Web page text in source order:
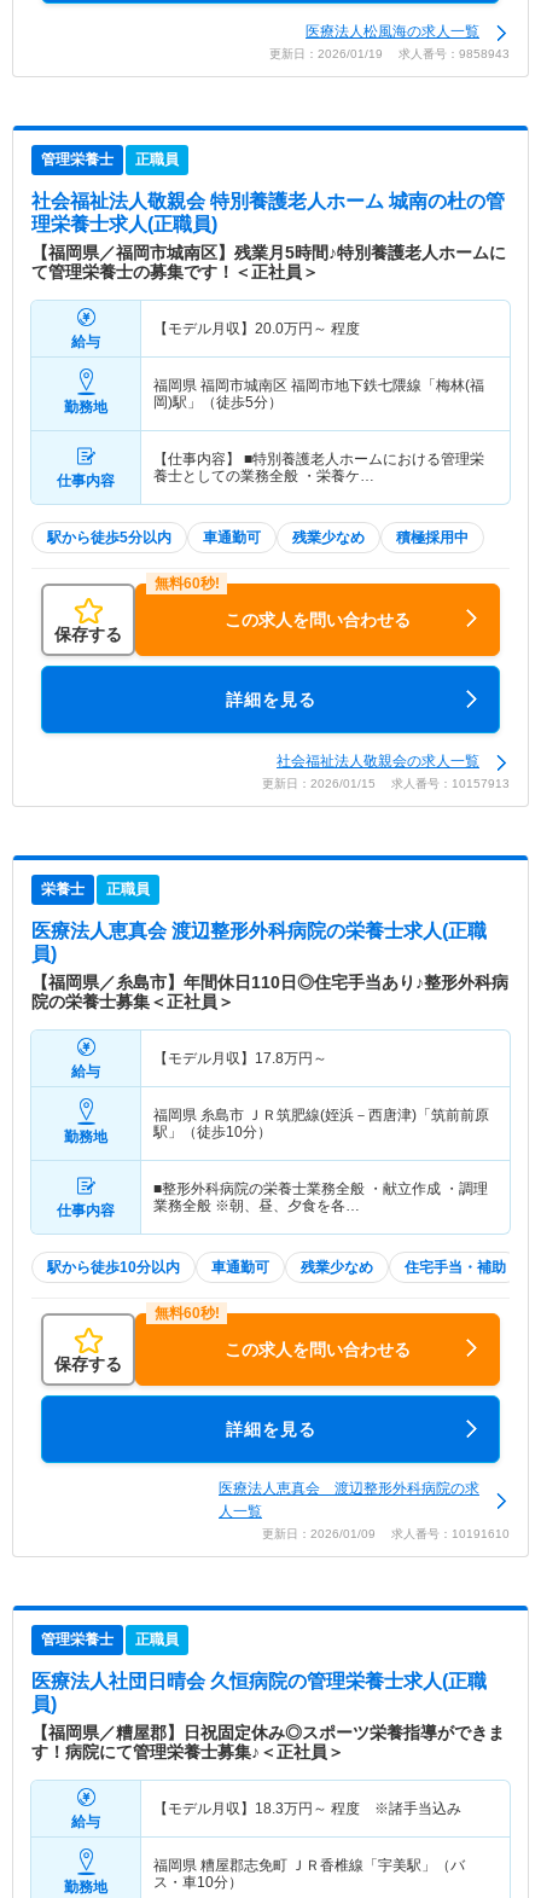
医療法人松風海の求人一覧
更新日：2026/01/19 求人番号：9858943
管理栄養士 正職員
社会福祉法人敬親会 特別養護老人ホーム 城南の杜の管
理栄養士求人(正職員)
【福岡県／福岡市城南区】残業月5時間♪特別養護老人ホームに
て管理栄養士の募集です！＜正社員＞
給与
【モデル月収】 20.0万円～ 程度
勤務地
福岡県 福岡市城南区 福岡市地下鉄七隈線「梅林(福
岡)駅」（徒歩5分）
仕事内容
【仕事内容】 ■特別養護老人ホームにおける管理栄
養士としての業務全般 ・栄養ケ…
駅から徒歩5分以内 車通勤可 残業少なめ 積極採用中
保存する
この求人を問い合わせる
詳細を見る
社会福祉法人敬親会の求人一覧
更新日：2026/01/15 求人番号：10157913
栄養士 正職員
医療法人恵真会 渡辺整形外科病院の栄養士求人(正職
員)
【福岡県／糸島市】年間休日110日◎住宅手当あり♪整形外科病
院の栄養士募集＜正社員＞
給与
【モデル月収】 17.8万円～
勤務地
福岡県 糸島市 ＪＲ筑肥線(姪浜－西唐津)「筑前前原
駅」（徒歩10分）
仕事内容
■整形外科病院の栄養士業務全般 ・献立作成 ・調理
業務全般 ※朝、昼、夕食を各…
駅から徒歩10分以内 車通勤可 残業少なめ 住宅手当・補助
保存する
この求人を問い合わせる
詳細を見る
医療法人恵真会 渡辺整形外科病院の求
人一覧
更新日：2026/01/09 求人番号：10191610
管理栄養士 正職員
医療法人社団日晴会 久恒病院の管理栄養士求人(正職
員)
【福岡県／糟屋郡】日祝固定休み◎スポーツ栄養指導ができま
す！病院にて管理栄養士募集♪＜正社員＞
給与
【モデル月収】 18.3万円～ 程度 ※諸手当込み
勤務地
福岡県 糟屋郡志免町 ＪＲ香椎線「宇美駅」（バ
ス・車10分）